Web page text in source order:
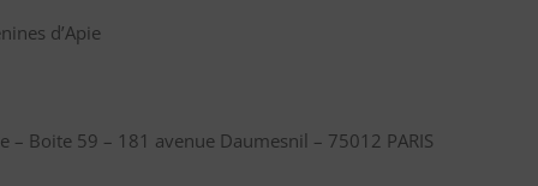
d’Apie
– Boite 59 – 181 avenue Daumesnil – 75012 PARIS